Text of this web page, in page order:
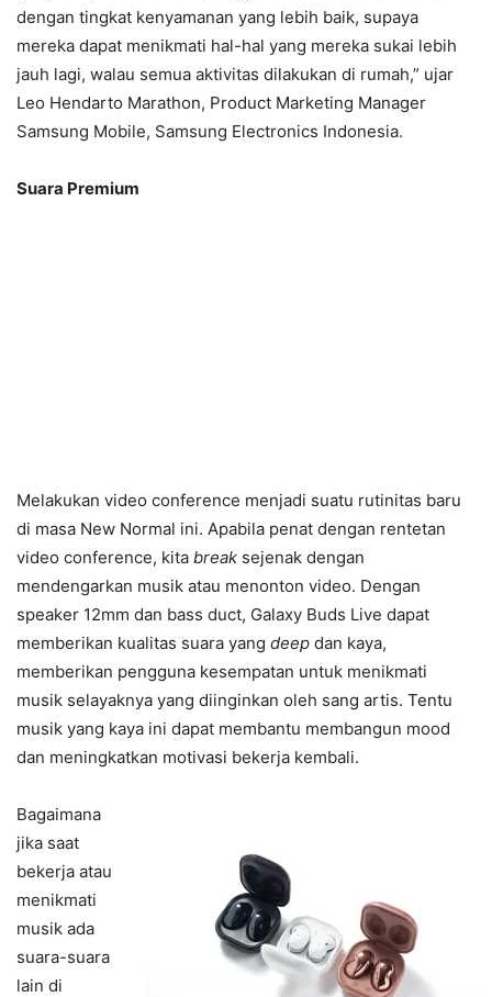
dengan tingkat kenyamanan yang lebih baik, supaya
mereka dapat menikmati hal-hal yang mereka sukai lebih
jauh lagi, walau semua aktivitas dilakukan di rumah,” ujar
Leo Hendarto Marathon, Product Marketing Manager
Samsung Mobile, Samsung Electronics Indonesia.
Suara Premium
Melakukan video conference menjadi suatu rutinitas baru
di masa New Normal ini. Apabila penat dengan rentetan
video conference, kita break sejenak dengan
mendengarkan musik atau menonton video. Dengan
speaker 12mm dan bass duct, Galaxy Buds Live dapat
memberikan kualitas suara yang deep dan kaya,
memberikan pengguna kesempatan untuk menikmati
musik selayaknya yang diinginkan oleh sang artis. Tentu
musik yang kaya ini dapat membantu membangun mood
dan meningkatkan motivasi bekerja kembali.
Bagaimana
jika saat
bekerja atau
menikmati
musik ada
suara-suara
lain di